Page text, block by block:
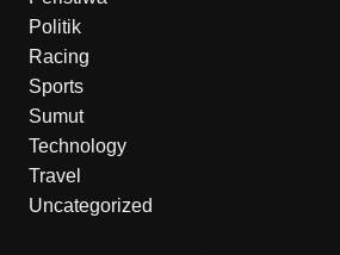
Politik
Racing
Sports
Sumut
Technology
Travel
Uncategorized